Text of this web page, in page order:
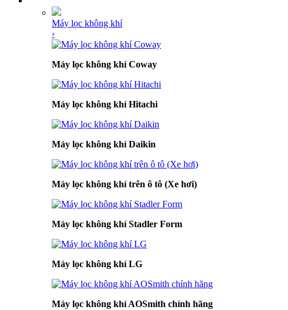
Máy lọc không khí
›
Máy lọc không khí Coway
Máy lọc không khí Hitachi
Máy lọc không khí Daikin
Máy lọc không khí trên ô tô (Xe hơi)
Máy lọc không khí Stadler Form
Máy lọc không khí LG
Máy lọc không khí AOSmith chính hãng